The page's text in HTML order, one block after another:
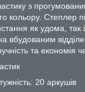
з
кольору. Степлер
як удома, так
вбудованим
та економія
20 аркушів